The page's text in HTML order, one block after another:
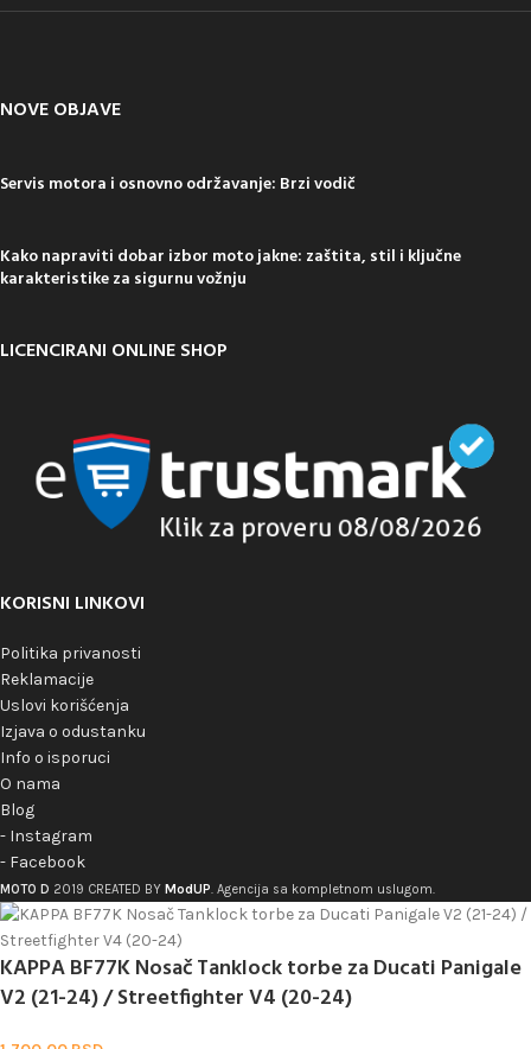
NOVE OBJAVE
Servis motora i osnovno održavanje: Brzi vodič
Kako napraviti dobar izbor moto jakne: zaštita, stil i ključne
karakteristike za sigurnu vožnju
LICENCIRANI ONLINE SHOP
KORISNI LINKOVI
Politika privanosti
Reklamacije
Uslovi korišćenja
Izjava o odustanku
Info o isporuci
O nama
Blog
- Instagram
- Facebook
MOTO D 2019 CREATED BY ModUP. Agencija sa kompletnom uslugom.
KAPPA BF77K Nosač Tanklock torbe za Ducati Panigale
V2 (21-24) / Streetfighter V4 (20-24)